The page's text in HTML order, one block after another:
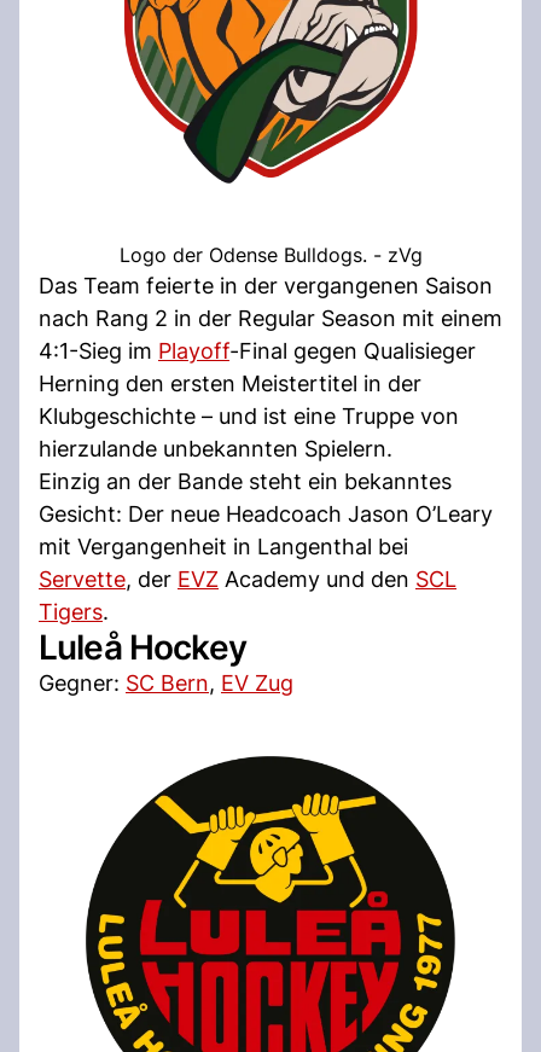
Logo der Odense Bulldogs. - zVg
Das Team feierte in der vergangenen Saison
nach Rang 2 in der Regular Season mit einem
4:1-Sieg im Playoff-Final gegen Qualisieger
Herning den ersten Meistertitel in der
Klubgeschichte – und ist eine Truppe von
hierzulande unbekannten Spielern.
Einzig an der Bande steht ein bekanntes
Gesicht: Der neue Headcoach Jason O’Leary
mit Vergangenheit in Langenthal bei
Servette, der EVZ Academy und den SCL
Tigers.
Luleå Hockey
Gegner: SC Bern, EV Zug